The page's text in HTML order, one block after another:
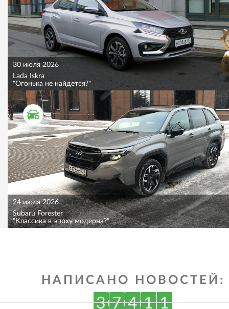
30 июля 2026
Lada Iskra
"Огонька не найдется?"
ТЕСТ ДРАЙВ
24 июля 2026
Subaru Forester
"Классика в эпоху модерна?"
НАПИСАНО НОВОСТЕЙ:
3 7 4 1 1